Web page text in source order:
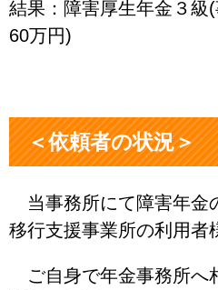
結果：障害厚生年金３
60万円)
＜依頼者の状況＞
当事務所にて障害年金
移行支援事業所の利用者
ご自身で年金事務所へ